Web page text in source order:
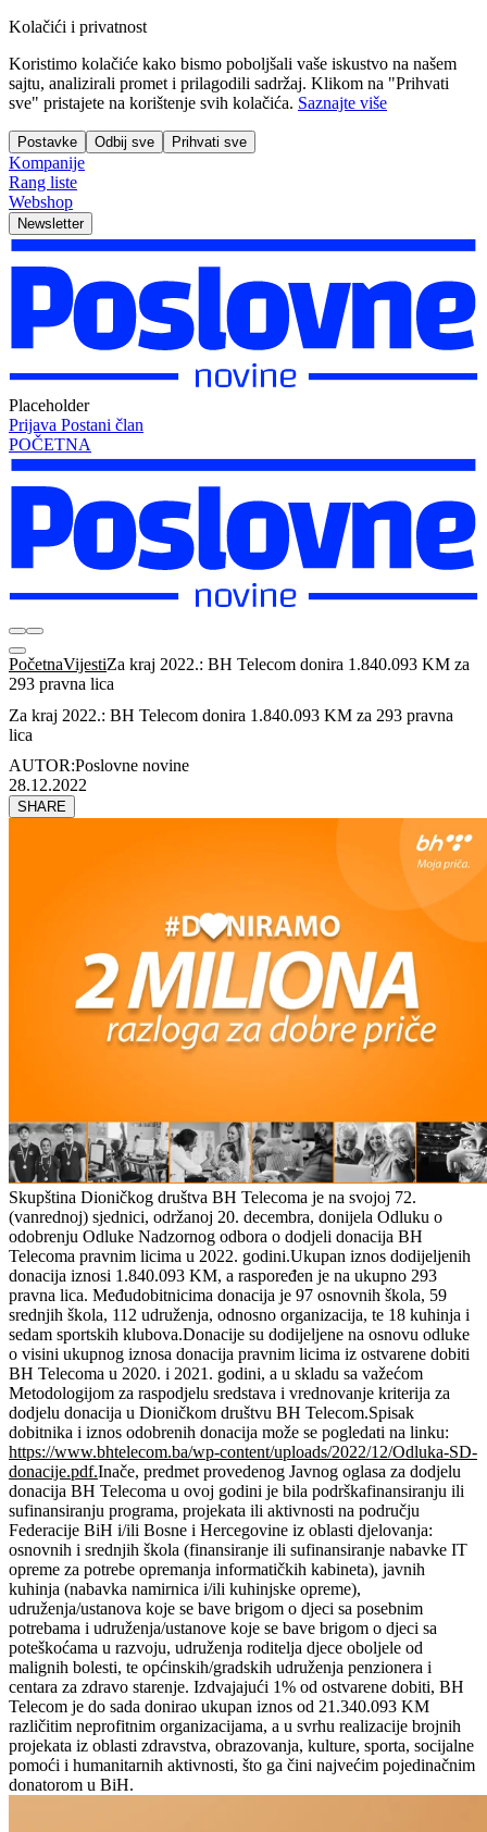
Kolačići i privatnost
Koristimo kolačiće kako bismo poboljšali vaše iskustvo na našem
sajtu, analizirali promet i prilagodili sadržaj. Klikom na "Prihvati
sve" pristajete na korištenje svih kolačića. Saznajte više
Postavke Odbij sve Prihvati sve
Kompanije
Rang liste
Webshop
Newsletter
Placeholder
Prijava Postani član
POČETNA
PočetnaVijestiZa kraj 2022.: BH Telecom donira 1.840.093 KM za
293 pravna lica
Za kraj 2022.: BH Telecom donira 1.840.093 KM za 293 pravna
lica
AUTOR:Poslovne novine
28.12.2022
SHARE
Skupština Dioničkog društva BH Telecoma je na svojoj 72.
(vanrednoj) sjednici, održanoj 20. decembra, donijela Odluku o
odobrenju Odluke Nadzornog odbora o dodjeli donacija BH
Telecoma pravnim licima u 2022. godini.Ukupan iznos dodijeljenih
donacija iznosi 1.840.093 KM, a raspoređen je na ukupno 293
pravna lica. Međudobitnicima donacija je 97 osnovnih škola, 59
srednjih škola, 112 udruženja, odnosno organizacija, te 18 kuhinja i
sedam sportskih klubova.Donacije su dodijeljene na osnovu odluke
o visini ukupnog iznosa donacija pravnim licima iz ostvarene dobiti
BH Telecoma u 2020. i 2021. godini, a u skladu sa važećom
Metodologijom za raspodjelu sredstava i vrednovanje kriterija za
dodjelu donacija u Dioničkom društvu BH Telecom.Spisak
dobitnika i iznos odobrenih donacija može se pogledati na linku:
https://www.bhtelecom.ba/wp-content/uploads/2022/12/Odluka-SD-
donacije.pdf.Inače, predmet provedenog Javnog oglasa za dodjelu
donacija BH Telecoma u ovoj godini je bila podrškafinansiranju ili
sufinansiranju programa, projekata ili aktivnosti na području
Federacije BiH i/ili Bosne i Hercegovine iz oblasti djelovanja:
osnovnih i srednjih škola (finansiranje ili sufinansiranje nabavke IT
opreme za potrebe opremanja informatičkih kabineta), javnih
kuhinja (nabavka namirnica i/ili kuhinjske opreme),
udruženja/ustanova koje se bave brigom o djeci sa posebnim
potrebama i udruženja/ustanove koje se bave brigom o djeci sa
poteškoćama u razvoju, udruženja roditelja djece oboljele od
malignih bolesti, te općinskih/gradskih udruženja penzionera i
centara za zdravo starenje. Izdvajajući 1% od ostvarene dobiti, BH
Telecom je do sada donirao ukupan iznos od 21.340.093 KM
različitim neprofitnim organizacijama, a u svrhu realizacije brojnih
projekata iz oblasti zdravstva, obrazovanja, kulture, sporta, socijalne
pomoći i humanitarnih aktivnosti, što ga čini najvećim pojedinačnim
donatorom u BiH.